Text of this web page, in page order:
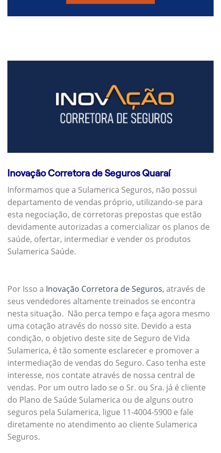
Inovação Corretora de Seguros Quaraí
Informamos que a Sulamerica Seguros, não possui
departamento de vendas próprio, utilizando-se para
esta negociação, de corretoras prepostas que estão
devidamente autorizadas a comercializar os planos de
saúde, ofertar, intermediar e vender os produtos
Sulamerica Saúde.
Por Isso a Inovação Corretora de Seguros, através de
seus vendedores altamente treinados se encontra
nesta situação. Não perca tempo e faça agora mesmo
uma cotação através do nosso site. Devido a esta
condição, o objetivo deste site de Seguro de Vida
Sulamerica, é tão somente esclarecer e promover a
intermediação de vendas do Seguro. Caso tenha este
interesse, nos contate através de nossa central de
vendas. Por um outro lado se o Sr. ou Sra. já é cliente
do Plano de Saúde Sulamerica ou de alguns outro
seguros pela Sulamerica, ligue 11-4004-5900 e fale
diretamente no atendimento ao cliente Sulamerica
Seguros.